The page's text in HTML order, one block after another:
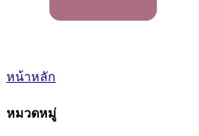
หน้าหลัก
หมวดหมู่